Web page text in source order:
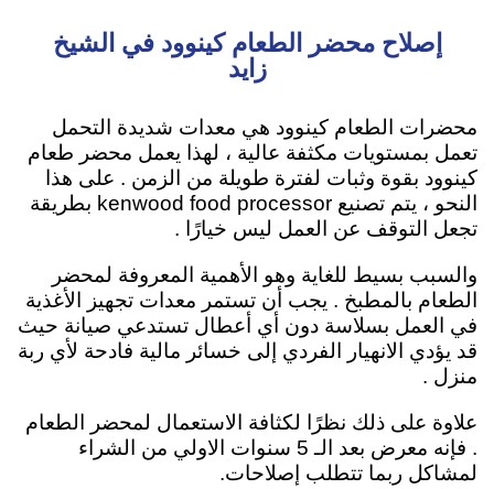
إصلاح محضر الطعام كينوود في الشيخ
زايد
محضرات الطعام كينوود هي معدات شديدة التحمل
تعمل بمستويات مكثفة عالية ، لهذا يعمل محضر طعام
كينوود بقوة وثبات لفترة طويلة من الزمن . على هذا
النحو ، يتم تصنيع kenwood food processor بطريقة
تجعل التوقف عن العمل ليس خيارًا .
والسبب بسيط للغاية وهو الأهمية المعروفة لمحضر
الطعام بالمطبخ . يجب أن تستمر معدات تجهيز الأغذية
في العمل بسلاسة دون أي أعطال تستدعي صيانة حيث
قد يؤدي الانهيار الفردي إلى خسائر مالية فادحة لأي ربة
منزل .
علاوة على ذلك نظرًا لكثافة الاستعمال لمحضر الطعام
. فإنه معرض بعد الـ 5 سنوات الاولي من الشراء
لمشاكل ربما تتطلب إصلاحات.